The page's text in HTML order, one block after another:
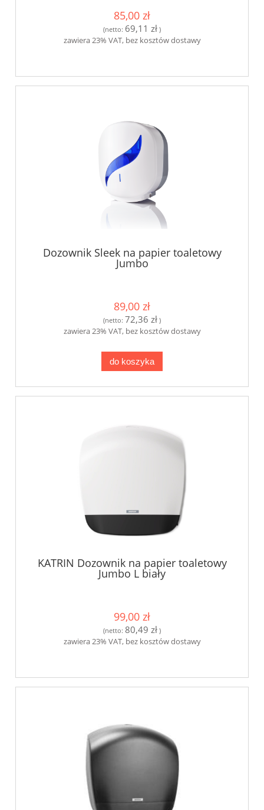
85,00 zł
(netto: 69,11 zł )
zawiera 23% VAT, bez kosztów dostawy
Dozownik Sleek na papier toaletowy
Jumbo
89,00 zł
(netto: 72,36 zł )
zawiera 23% VAT, bez kosztów dostawy
do koszyka
KATRIN Dozownik na papier toaletowy
Jumbo L biały
99,00 zł
(netto: 80,49 zł )
zawiera 23% VAT, bez kosztów dostawy